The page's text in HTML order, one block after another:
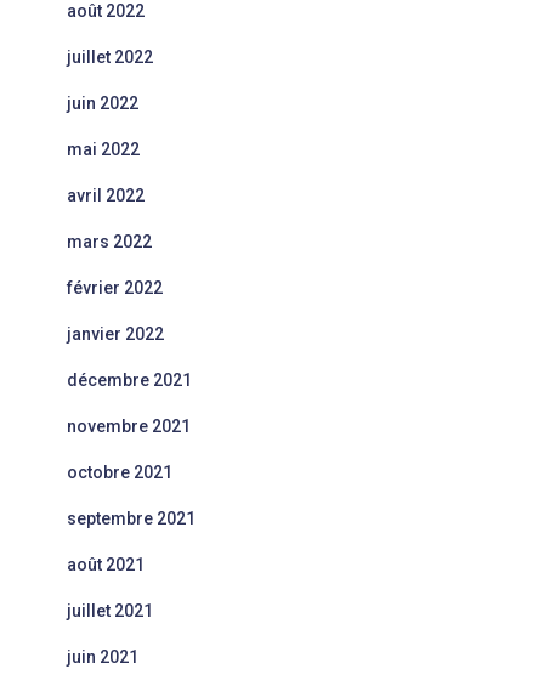
août 2022
juillet 2022
juin 2022
mai 2022
avril 2022
mars 2022
février 2022
janvier 2022
décembre 2021
novembre 2021
octobre 2021
septembre 2021
août 2021
juillet 2021
juin 2021